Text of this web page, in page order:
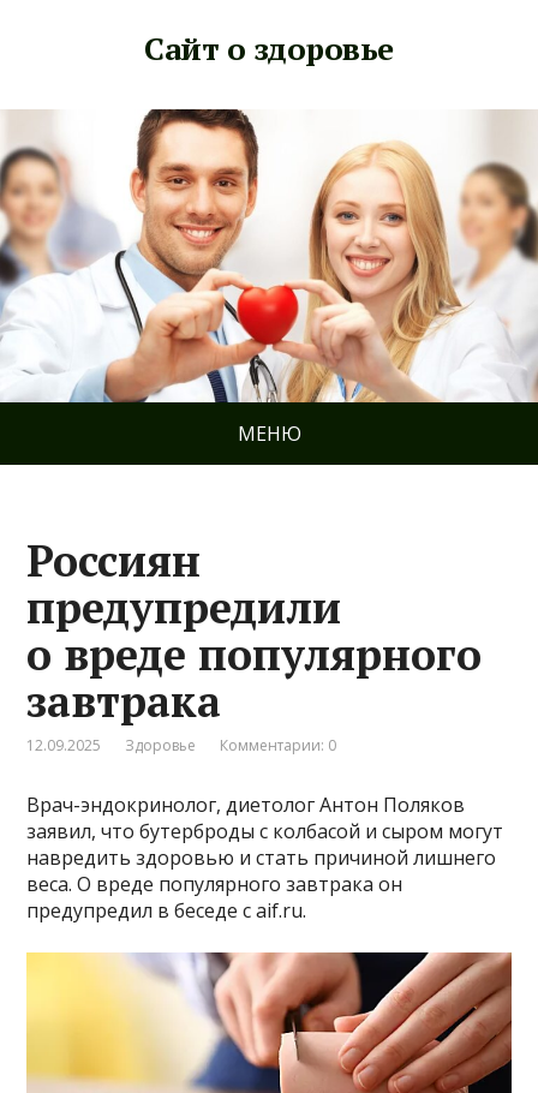
Сайт о здоровье
МЕНЮ
Россиян
предупредили
о вреде популярного
завтрака
12.09.2025 Здоровье Комментарии: 0
Врач-эндокринолог, диетолог Антон Поляков
заявил, что бутерброды с колбасой и сыром могут
навредить здоровью и стать причиной лишнего
веса. О вреде популярного завтрака он
предупредил в беседе с aif.ru.